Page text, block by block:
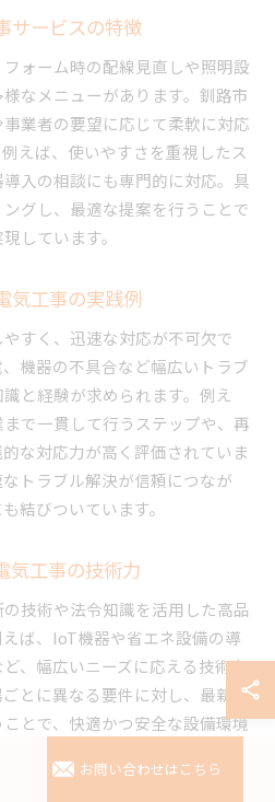
サービスの特徴
ォーム時の配線見直しや照明設
なメニューがあります。釧路市
業者の要望に応じて柔軟に対応
えば、使いやすさを重視したス
入の相談にも専門的に対応。具
グし、最適な提案を行うことで
しています。
気工事の実践例
すく、迅速な対応が不可欠で
機器の不具合など幅広いトラブ
と経験が求められます。例え
で一貫して行うステップや、再
な対応力が高く評価されていま
トラブル解決が信頼につなが
結びついています。
気工事の技術力
技術や法令知識を活用した高品
ば、IoT機器や省エネ設備の導
、幅広いニーズに応える技術力
とに異なる要件に対し、最新の
とで、快適かつ安全な設備環境
お問い合わせはこちら